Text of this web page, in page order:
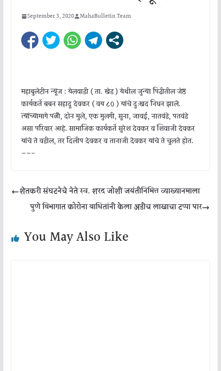
September 3, 2020 MahaBulletin Team
महाबुलेटीन न्यूज : येलवाडी ( ता. खेड ) येथील जुन्या पिढीतील जेष्ठ
कार्यकर्ते बबन सहादू देवकर ( वय ८० ) यांचे दुःखद निधन झाले.
त्यांच्यामागे पत्नी, दोन मुले, एक मुलगी, सुना, जावई, नातवंडे, पतवंडे
असा परिवार आहे. सामाजिक कार्यकर्ते सुरेश देवकर व शिवाजी देवकर
यांचे ते वडील,तर दिलीप देवकर व तानाजी देवकर यांचे ते चुलते होत.
——-
शेतकरी संघटनेचे नेते स्व. शरद जोशी जयंतीनिमित्त व्याख्यानमाला
पुणे विभागात कोरोना बाधितांनी केला अडीच लाखाचा टप्पा पार
You May Also Like